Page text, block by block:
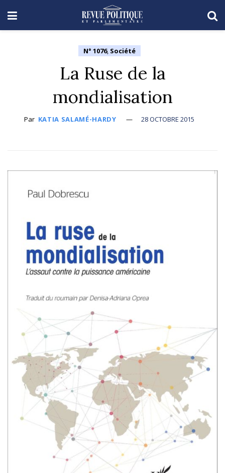
N° 1076, Société
La Ruse de la
mondialisation
Par KATIA SALAMÉ-HARDY 28 OCTOBRE 2015